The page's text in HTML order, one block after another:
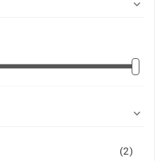


(2)